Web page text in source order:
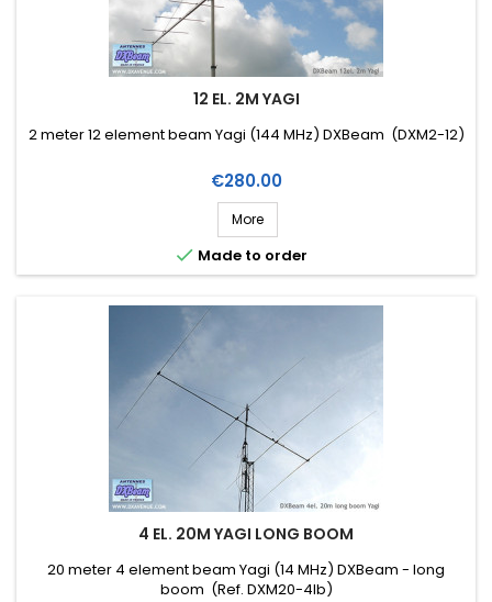
12 EL. 2M YAGI
2 meter 12 element beam Yagi (144 MHz) DXBeam (DXM2-12)
Price
€280.00
More
 Made to order
4 EL. 20M YAGI LONG BOOM
20 meter 4 element beam Yagi (14 MHz) DXBeam - long
boom (Ref. DXM20-4lb)